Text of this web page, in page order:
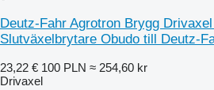
Deutz-Fahr Agrotron Brygg
Slutväxelbrytare Obudo till Deutz-
23,22 € 100 PLN ≈ 254,60 kr
Drivaxel